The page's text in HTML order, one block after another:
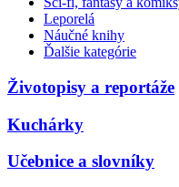
Leporelá
Náučné knihy
Ďalšie kategórie
Životopisy a reportáže
Kuchárky
Učebnice a slovníky